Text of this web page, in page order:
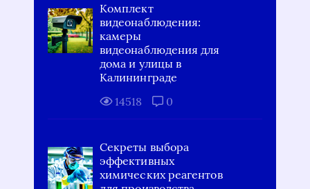
Комплект
видеонаблюдения:
камеры
видеонаблюдения для
дома и улицы в
Калининграде
14518
0
Секреты выбора
эффективных
химических реагентов